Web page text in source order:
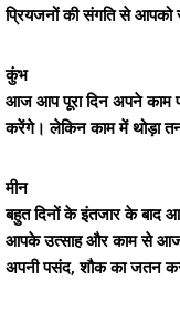
प्रियजनों की संगति से आपको
कुंभ
आज आप पूरा दिन अपने काम
करेंगे। लेकिन काम में थोड़ा
मीन
बहुत दिनों के इंतजार के बाद
आपके उत्साह और काम से आज
अपनी पसंद, शौक का जतन